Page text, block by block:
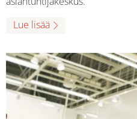
Lue lisää